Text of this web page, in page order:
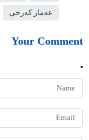
عەمار کەرخی
Your Comment